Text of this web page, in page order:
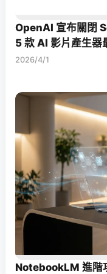
OpenAI 宣布關閉
5 款 AI 影片產生器
2026/4/1
NotebookLM 進階